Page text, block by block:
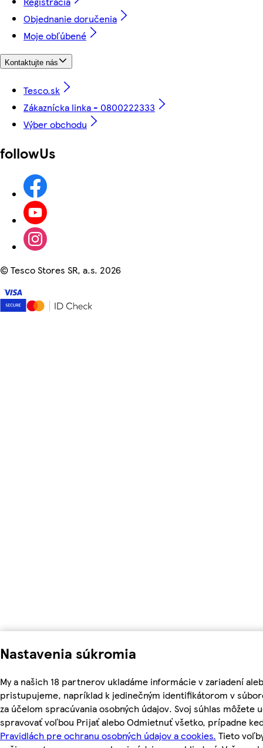
Nastavenia súkromia
My a našich 18 partnerov ukladáme informácie v zariadení
pristupujeme, napríklad k jedinečným identifikátorom v
za účelom spracúvania osobných údajov. Svoj súhlas môžete
spravovať voľbou Prijať alebo Odmietnuť všetko, prípadne
Pravidlách pre ochranu osobných údajov a cookies. Tieto
Objednanie doručenia
Moje obľúbené
Kontaktujte nás
Tesco.sk
Zákaznícka linka - 0800222333
Výber obchodu
followUs
©Tesco Stores SR, a.s. 2026